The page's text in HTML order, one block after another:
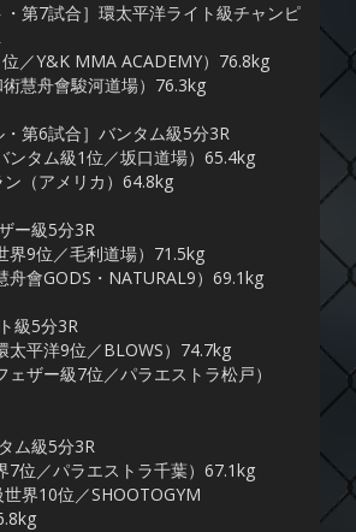
・第7試合］環太平洋ライト級チャンピ
／Y&K MMA ACADEMY）76.8kg
慧舟會駿河道場）76.3kg
・第6試合］バンタム級5分3R
ンタム級1位／坂口道場）65.4kg
（アメリカ）64.8kg
ー級5分3R
界9位／毛利道場）71.5kg
舟會GODS・NATURAL9）69.1kg
級5分3R
太平洋9位／BLOWS）74.7kg
ェザー級7位／パラエストラ松戸）
ム級5分3R
7位／パラエストラ千葉）67.1kg
界10位／SHOOTOGYM